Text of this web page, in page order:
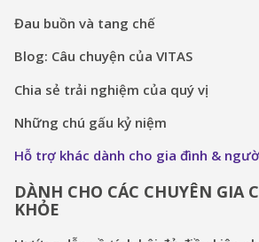
Đau buồn và tang chế
Blog: Câu chuyện của VITAS
Chia sẻ trải nghiệm của quý vị
Những chú gấu kỷ niệm
Hỗ trợ khác dành cho gia đình &
DÀNH CHO CÁC CHUYÊN GIA
KHỎE